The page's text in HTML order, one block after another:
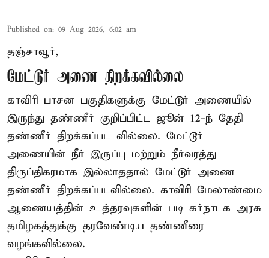
Published on: 09 Aug 2026, 6:02 am
தஞ்சாவூர்,
மேட்டூர் அணை திறக்கவில்லை
காவிரி பாசன பகுதிகளுக்கு மேட்டூர் அணையில்
இருந்து தண்ணீர் குறிப்பிட்ட ஜூன் 12-ந் தேதி
தண்ணீர் திறக்கப்பட வில்லை. மேட்டூர்
அணையின் நீர் இருப்பு மற்றும் நீர்வரத்து
திருப்திகரமாக இல்லாததால் மேட்டூர் அணை
தண்ணீர் திறக்கப்படவில்லை. காவிரி மேலாண்மை
ஆணையத்தின் உத்தரவுகளின் படி கர்நாடக அரசு
தமிழகத்துக்கு தரவேண்டிய தண்ணீரை
வழங்கவில்லை.